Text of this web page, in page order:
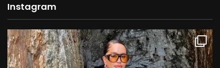
Instagram